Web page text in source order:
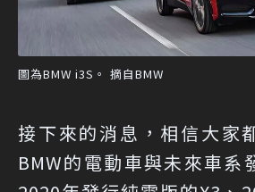
圖為BMW i3S。 摘自BMW
接下來的消息，相信大家
BMW的電動車與未來車系